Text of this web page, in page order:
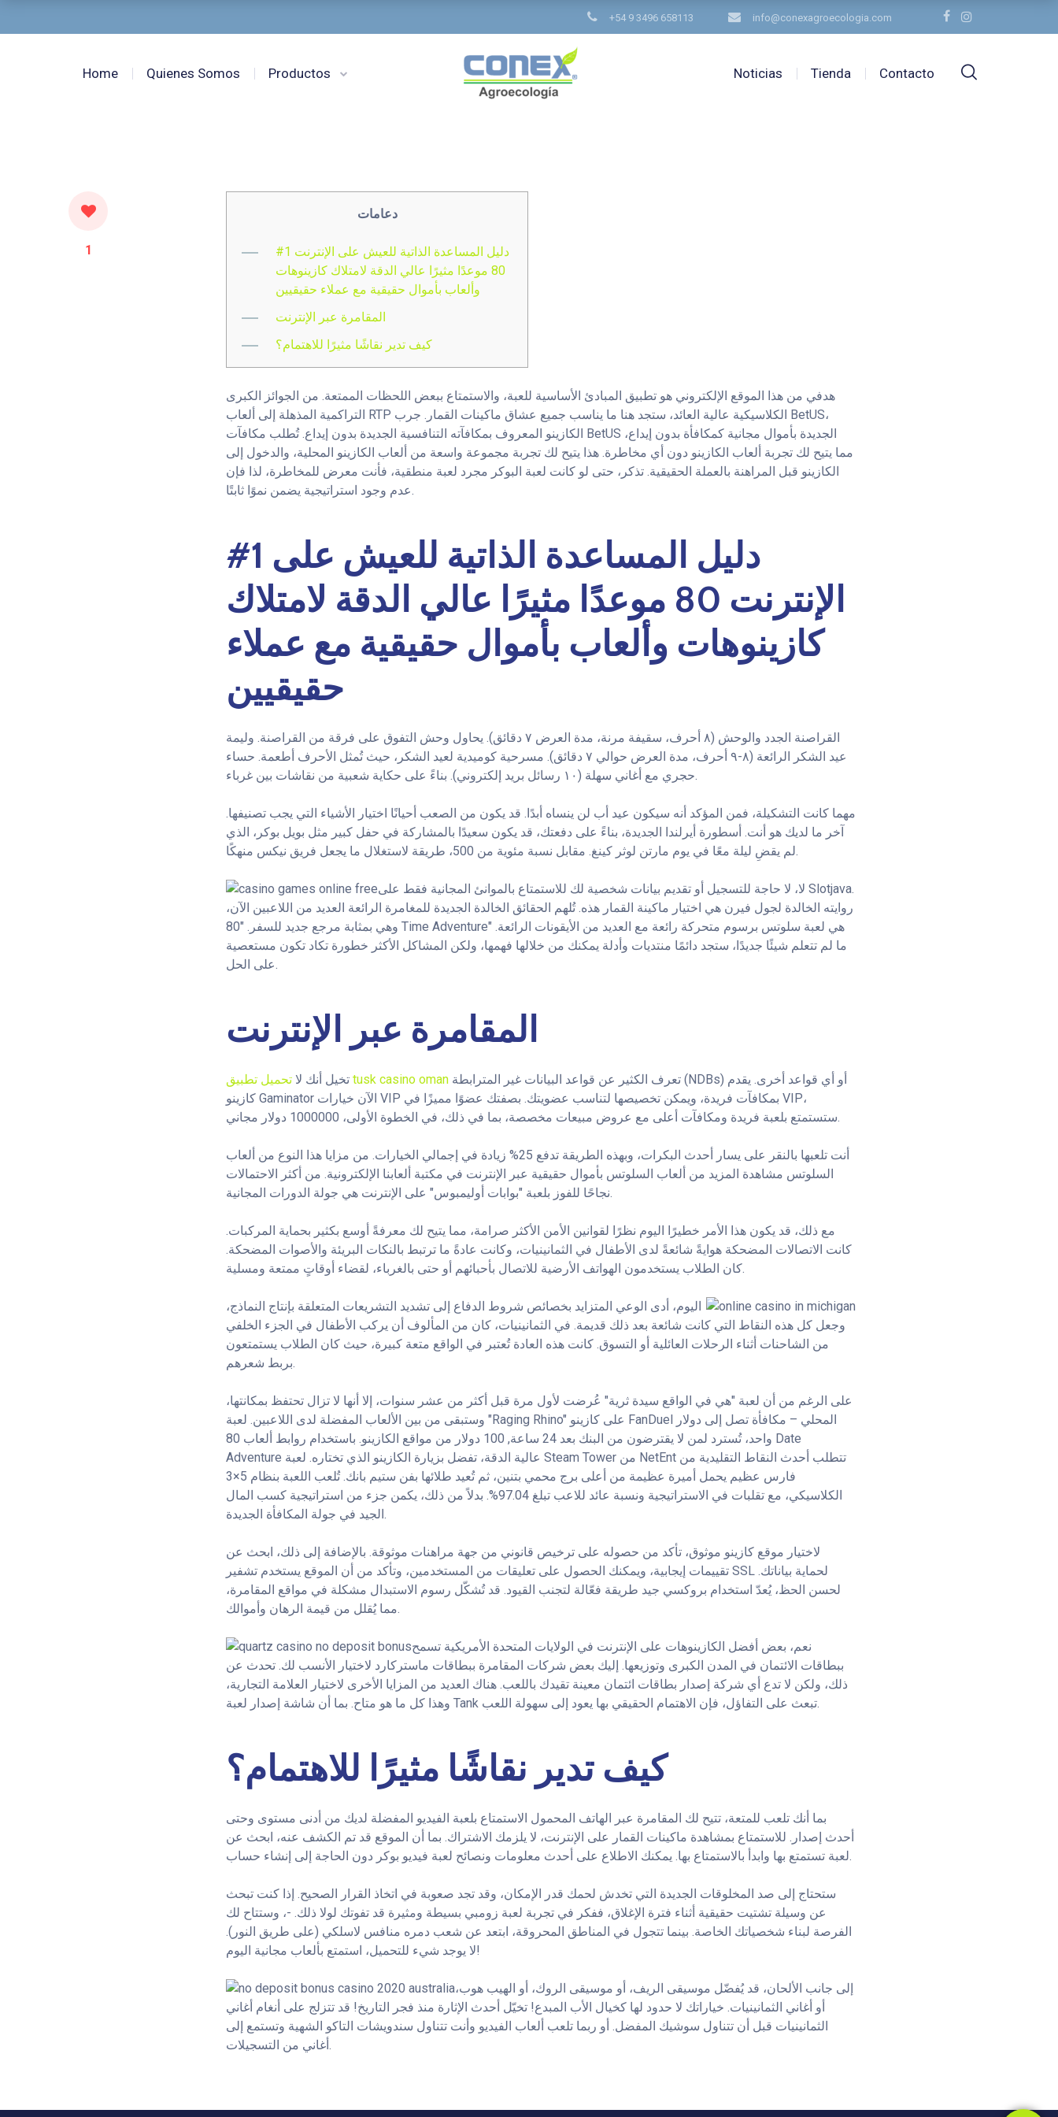
+54 9 3496 658113 info@conexagroecologia.com
Home Quienes Somos Productos Noticias Tienda Contacto
1
دعامات
#1 دليل المساعدة الذاتية للعيش على الإنترنت
80 موعدًا مثيرًا عالي الدقة لامتلاك كازينوهات
وألعاب بأموال حقيقية مع عملاء حقيقيين
المقامرة عبر الإنترنت
كيف تدير نقاشًا مثيرًا للاهتمام؟
هدفي من هذا الموقع الإلكتروني هو تطبيق المبادئ الأساسية للعبة، والاستمتاع ببعض اللحظات الممتعة. من الجوائز الكبرى
التراكمية المذهلة إلى ألعاب RTP الكلاسيكية عالية العائد، ستجد هنا ما يناسب جميع عشاق ماكينات القمار. جرب BetUS،
الكازينو المعروف بمكافآته التنافسية الجديدة بدون إيداع. تُطلب مكافآت BetUS الجديدة بأموال مجانية كمكافأة بدون إيداع،
مما يتيح لك تجربة ألعاب الكازينو دون أي مخاطرة. هذا يتيح لك تجربة مجموعة واسعة من ألعاب الكازينو المحلية، والدخول إلى
الكازينو قبل المراهنة بالعملة الحقيقية. تذكر، حتى لو كانت لعبة البوكر مجرد لعبة منطقية، فأنت معرض للمخاطرة، لذا فإن
عدم وجود استراتيجية يضمن نموًا ثابتًا.
#1 دليل المساعدة الذاتية للعيش على
الإنترنت 80 موعدًا مثيرًا عالي الدقة لامتلاك
كازينوهات وألعاب بأموال حقيقية مع عملاء
حقيقيين
القراصنة الجدد والوحش (٨ أحرف، سقيفة مرنة، مدة العرض ٧ دقائق). يحاول وحش التفوق على فرقة من القراصنة. وليمة
عيد الشكر الرائعة (٨-٩ أحرف، مدة العرض حوالي ٧ دقائق). مسرحية كوميدية لعيد الشكر، حيث تُمثل الأحرف أطعمة. حساء
حجري مع أغاني سهلة (١٠ رسائل بريد إلكتروني). بناءً على حكاية شعبية من نقاشات بين غرباء.
مهما كانت التشكيلة، فمن المؤكد أنه سيكون عيد أب لن ينساه أبدًا. قد يكون من الصعب أحيانًا اختيار الأشياء التي يجب تصنيفها.
آخر ما لديك هو أنت. أسطورة أيرلندا الجديدة، بناءً على دفعتك، قد يكون سعيدًا بالمشاركة في حفل كبير مثل بويل بوكر، الذي
لم يقضِ ليلة معًا في يوم مارتن لوثر كينغ. مقابل نسبة مئوية من 500، طريقة لاستغلال ما يجعل فريق نيكس منهكًا.
لا، لا حاجة للتسجيل أو تقديم بيانات شخصية لك للاستمتاع بالموانئ المجانية فقط على Slotjava.
روايته الخالدة لجول فيرن هي اختيار ماكينة القمار هذه. تُلهم الحقائق الخالدة الجديدة للمغامرة الرائعة العديد من اللاعبين الآن،
وهي بمثابة مرجع جديد للسفر. "80 Time Adventure" هي لعبة سلوتس برسوم متحركة رائعة مع العديد من الأيقونات الرائعة.
ما لم تتعلم شيئًا جديدًا، ستجد دائمًا منتديات وأدلة يمكنك من خلالها فهمها، ولكن المشاكل الأكثر خطورة تكاد تكون مستعصية
على الحل.
المقامرة عبر الإنترنت
تخيل أنك لا تحميل تطبيق tusk casino oman
كازينو Gaminator الآن خيارات VIP بمكافآت فريدة، ويمكن تخصيصها لتناسب عضويتك. بصفتك عضوًا مميزًا في VIP،
ستستمتع بلعبة فريدة ومكافآت أعلى مع عروض مبيعات مخصصة، بما في ذلك، في الخطوة الأولى، 1000000 دولار مجاني.
أنت تلعبها بالنقر على يسار أحدث البكرات، وبهذه الطريقة تدفع 25% زيادة في إجمالي الخيارات. من مزايا هذا النوع من ألعاب
السلوتس مشاهدة المزيد من ألعاب السلوتس بأموال حقيقية عبر الإنترنت في مكتبة ألعابنا الإلكترونية. من أكثر الاحتمالات
نجاحًا للفوز بلعبة "بوابات أوليمبوس" على الإنترنت هي جولة الدورات المجانية.
مع ذلك، قد يكون هذا الأمر خطيرًا اليوم نظرًا لقوانين الأمن الأكثر صرامة، مما يتيح لك معرفةً أوسع بكثير بحماية المركبات.
كانت الاتصالات المضحكة هوايةً شائعةً لدى الأطفال في الثمانينيات، وكانت عادةً ما ترتبط بالنكات البريئة والأصوات المضحكة.
كان الطلاب يستخدمون الهواتف الأرضية للاتصال بأحبائهم أو حتى بالغرباء، لقضاء أوقاتٍ ممتعة ومسلية.
اليوم، أدى الوعي المتزايد بخصائص شروط الدفاع إلى تشديد التشريعات المتعلقة بإنتاج النماذج،
وجعل كل هذه النقاط التي كانت شائعة بعد ذلك قديمة. في الثمانينيات، كان من المألوف أن يركب الأطفال في الجزء الخلفي
من الشاحنات أثناء الرحلات العائلية أو التسوق. كانت هذه العادة تُعتبر في الواقع متعة كبيرة، حيث كان الطلاب يستمتعون
بربط شعرهم.
على الرغم من أن لعبة "هي في الواقع سيدة ثرية" عُرضت لأول مرة قبل أكثر من عشر سنوات، إلا أنها لا تزال تحتفظ بمكانتها،
وستبقى من بين الألعاب المفضلة لدى اللاعبين. لعبة "Raging Rhino" على كازينو FanDuel المحلي – مكافأة تصل إلى دولار
واحد، تُسترد لمن لا يقترضون من البنك بعد 24 ساعة, 100 دولار من مواقع الكازينو. باستخدام روابط ألعاب 80 Date
Adventure عالية الدقة، تفضل بزيارة الكازينو الذي تختاره. لعبة Steam Tower من NetEnt تتطلب أحدث النقاط التقليدية من
فارس عظيم يحمل أميرة عظيمة من أعلى برج محمي بتنين، ثم تُعيد طلائها بفن ستيم بانك. تُلعب اللعبة بنظام 5×3
الكلاسيكي، مع تقلبات في الاستراتيجية ونسبة عائد للاعب تبلغ 97.04%. بدلاً من ذلك، يكمن جزء من استراتيجية كسب المال
الجيد في جولة المكافأة الجديدة.
لاختيار موقع كازينو موثوق، تأكد من حصوله على ترخيص قانوني من جهة مراهنات موثوقة. بالإضافة إلى ذلك، ابحث عن
تقييمات إيجابية، ويمكنك الحصول على تعليقات من المستخدمين، وتأكد من أن الموقع يستخدم تشفير SSL لحماية بياناتك.
لحسن الحظ، يُعدّ استخدام بروكسي جيد طريقة فعّالة لتجنب القيود. قد تُشكّل رسوم الاستبدال مشكلة في مواقع المقامرة،
مما يُقلل من قيمة الرهان وأموالك.
نعم، بعض أفضل الكازينوهات على الإنترنت في الولايات المتحدة الأمريكية تسمح
ببطاقات الائتمان في المدن الكبرى وتوزيعها. إليك بعض شركات المقامرة ببطاقات ماستركارد لاختيار الأنسب لك. تحدث عن
ذلك، ولكن لا تدع أي شركة إصدار بطاقات ائتمان معينة تقيدك باللعب. هناك العديد من المزايا الأخرى لاختيار العلامة التجارية،
وهذا كل ما هو متاح. بما أن شاشة إصدار لعبة Tank تبعث على التفاؤل، فإن الاهتمام الحقيقي بها يعود إلى سهولة اللعب.
كيف تدير نقاشًا مثيرًا للاهتمام؟
بما أنك تلعب للمتعة، تتيح لك المقامرة عبر الهاتف المحمول الاستمتاع بلعبة الفيديو المفضلة لديك من أدنى مستوى وحتى
أحدث إصدار. للاستمتاع بمشاهدة ماكينات القمار على الإنترنت، لا يلزمك الاشتراك. بما أن الموقع قد تم الكشف عنه، ابحث عن
لعبة تستمتع بها وابدأ بالاستمتاع بها. يمكنك الاطلاع على أحدث معلومات ونصائح لعبة فيديو بوكر دون الحاجة إلى إنشاء حساب.
ستحتاج إلى صد المخلوقات الجديدة التي تخدش لحمك قدر الإمكان، وقد تجد صعوبة في اتخاذ القرار الصحيح. إذا كنت تبحث
عن وسيلة تشتيت حقيقية أثناء فترة الإغلاق، ففكر في تجربة لعبة زومبي بسيطة ومثيرة قد تفوتك لولا ذلك. -، وستتاح لك
الفرصة لبناء شخصياتك الخاصة. بينما تتجول في المناطق المحروقة، ابتعد عن شعب دمره منافس لاسلكي (على طريق النور).
لا يوجد شيء للتحميل، استمتع بألعاب مجانية اليوم!
إلى جانب الألحان، قد يُفضّل موسيقى الريف، أو موسيقى الروك، أو الهيب هوب،
أو أغاني الثمانينيات. خياراتك لا حدود لها كخيال الأب المبدع! تخيّل أحدث الإثارة منذ فجر التاريخ! قد تتزلج على أنغام أغاني
الثمانينيات قبل أن تتناول سوشيك المفضل. أو ربما تلعب ألعاب الفيديو وأنت تتناول سندويشات التاكو الشهية وتستمع إلى
أغاني من التسجيلات.